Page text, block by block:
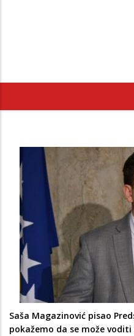
Saša Magazinović pisao
pokažemo da se može